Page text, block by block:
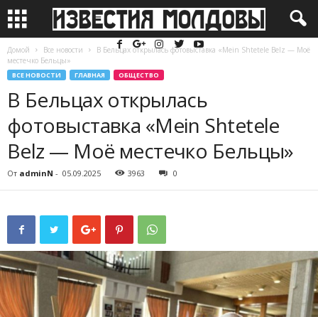
Домой Все новости
В Бельцах открылась фотовыставка «Mein Shtetele Belz — Моё
местечко Бельцы»
ВСЕ НОВОСТИ ГЛАВНАЯ ОБЩЕСТВО
В Бельцах открылась
фотовыставка «Mein Shtetele
Belz — Моё местечко Бельцы»
От adminN - 05.09.2025 3963 0